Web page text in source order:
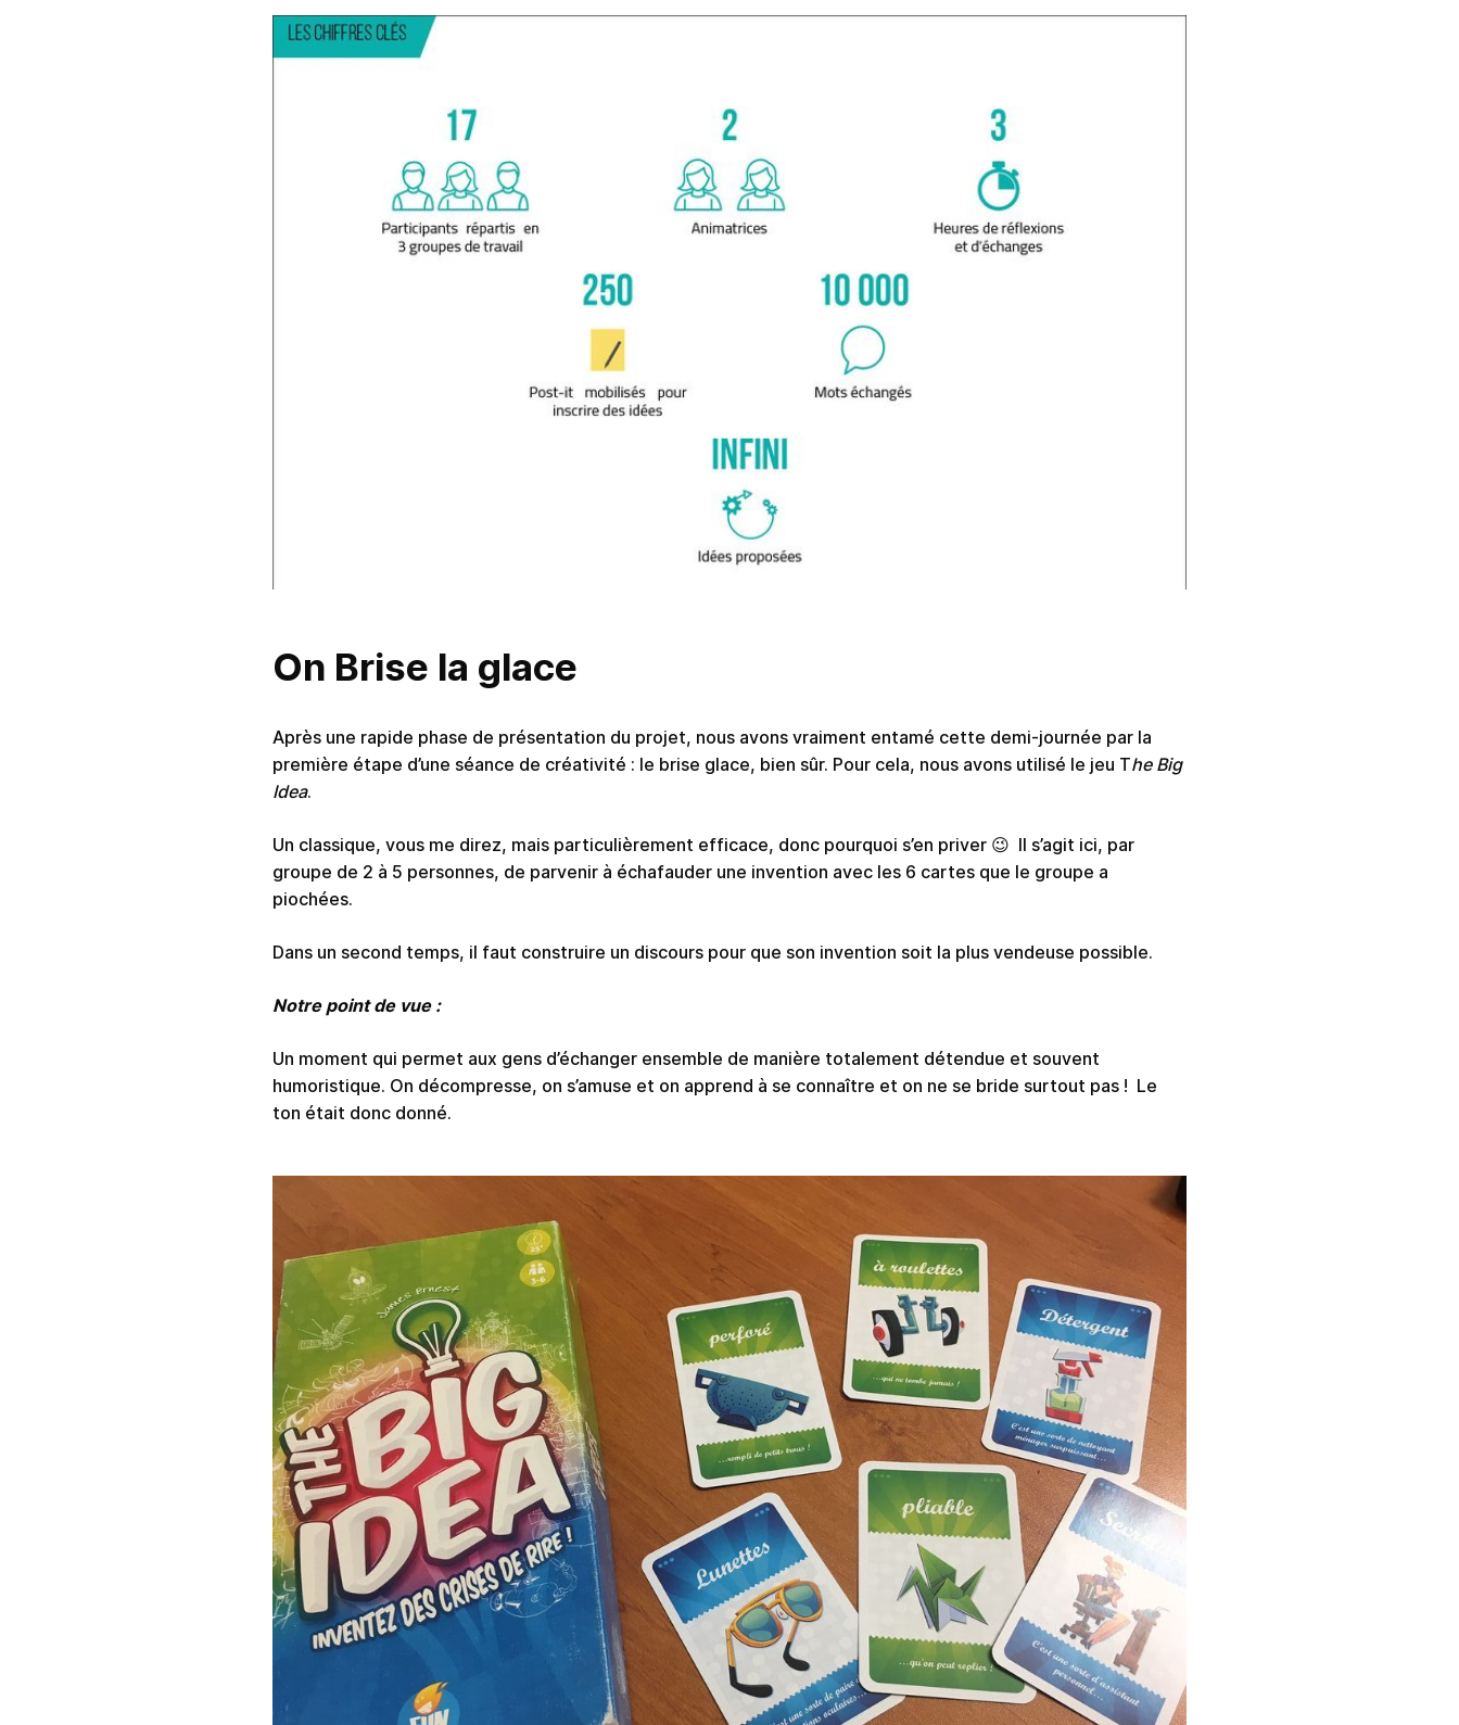
On Brise la glace
Après une rapide phase de présentation du projet, nous avons vraiment entamé cette demi-journée par la
première étape d’une séance de créativité : le brise glace, bien sûr. Pour cela, nous avons utilisé le jeu The Big
Idea.
Un classique, vous me direz, mais particulièrement efficace, donc pourquoi s’en priver 😉 Il s’agit ici, par
groupe de 2 à 5 personnes, de parvenir à échafauder une invention avec les 6 cartes que le groupe a
piochées.
Dans un second temps, il faut construire un discours pour que son invention soit la plus vendeuse possible.
Notre point de vue :
Un moment qui permet aux gens d’échanger ensemble de manière totalement détendue et souvent
humoristique. On décompresse, on s’amuse et on apprend à se connaître et on ne se bride surtout pas ! Le
ton était donc donné.